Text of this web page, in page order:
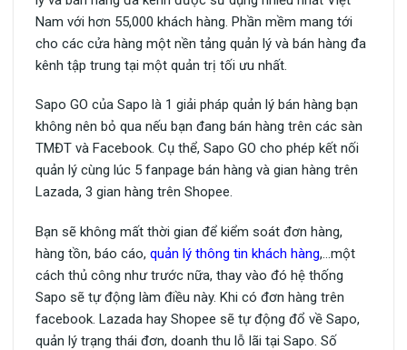
Nam với hơn 55,000 khách hàng. Phần mềm mang tới
cho các cửa hàng một nền tảng quản lý và bán hàng đa
kênh tập trung tại một quản trị tối ưu nhất.
Sapo GO của Sapo là 1 giải pháp quản lý bán hàng bạn
không nên bỏ qua nếu bạn đang bán hàng trên các sàn
TMĐT và Facebook. Cụ thể, Sapo GO cho phép kết nối
quản lý cùng lúc 5 fanpage bán hàng và gian hàng trên
Lazada, 3 gian hàng trên Shopee.
Bạn sẽ không mất thời gian để kiểm soát đơn hàng,
hàng tồn, báo cáo, quản lý thông tin khách hàng,…một
cách thủ công như trước nữa, thay vào đó hệ thống
Sapo sẽ tự động làm điều này. Khi có đơn hàng trên
facebook. Lazada hay Shopee sẽ tự động đổ về Sapo,
quản lý trạng thái đơn, doanh thu lỗ lãi tại Sapo. Số